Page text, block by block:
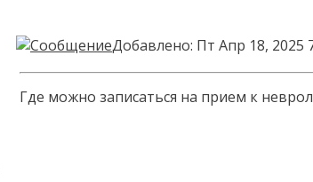
Добавлено: Пт Апр 18, 2025
Где можно записаться на прием к